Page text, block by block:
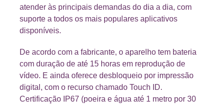
atender às principais demandas do dia a dia, com
suporte a todos os mais populares aplicativos
disponíveis.
De acordo com a fabricante, o aparelho tem bateria
com duração de até 15 horas em reprodução de
vídeo. E ainda oferece desbloqueio por impressão
digital, com o recurso chamado Touch ID.
Certificação IP67 (poeira e água até 1 metro por 30